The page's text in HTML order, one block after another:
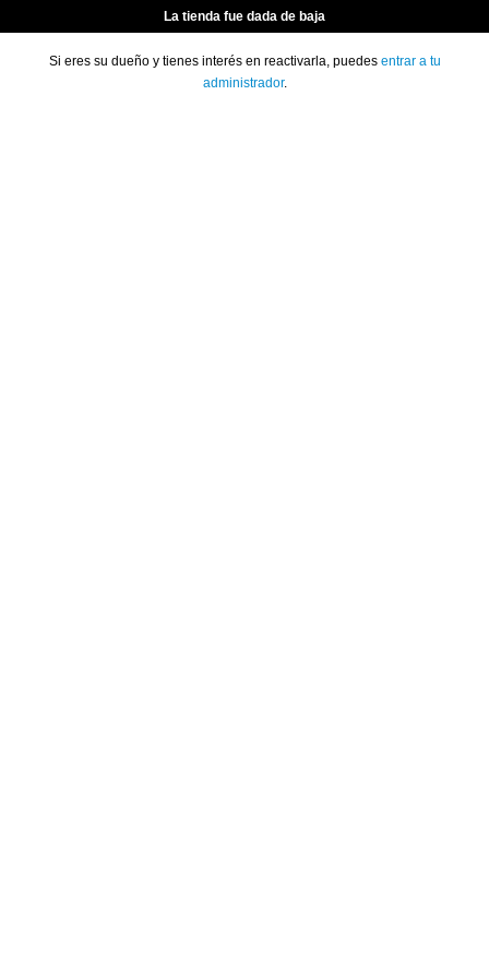
La tienda fue dada de baja
Si eres su dueño y tienes interés en reactivarla, puedes entrar a tu
administrador.